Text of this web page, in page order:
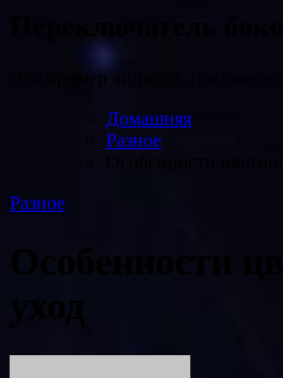
Это пример виджета,
Домашняя
Разное
Разное